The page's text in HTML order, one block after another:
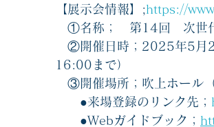
【展示会情報】;https://
①名称；　第14回　次世
②開催日時；2025年5月
16:00まで）
③開催場所；吹上ホール（
●来場登録のリンク先；
●Webガイドブック；